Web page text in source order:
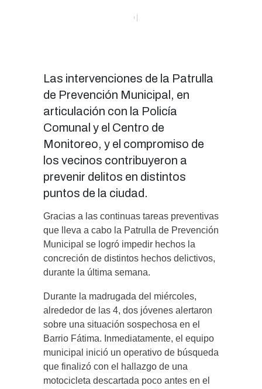
Las intervenciones de la Patrulla
de Prevención Municipal, en
articulación con la Policía
Comunal y el Centro de
Monitoreo, y el compromiso de
los vecinos contribuyeron a
prevenir delitos en distintos
puntos de la ciudad.
Gracias a las continuas tareas preventivas
que lleva a cabo la Patrulla de Prevención
Municipal se logró impedir hechos la
concreción de distintos hechos delictivos,
durante la última semana.
Durante la madrugada del miércoles,
alrededor de las 4, dos jóvenes alertaron
sobre una situación sospechosa en el
Barrio Fátima. Inmediatamente, el equipo
municipal inició un operativo de búsqueda
que finalizó con el hallazgo de una
motocicleta descartada poco antes en el